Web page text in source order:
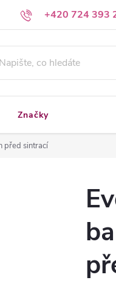
+420 724 393
Napište nám
Značky
před sintrací